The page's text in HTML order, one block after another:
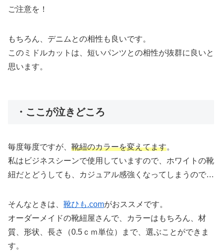
ご注意を！
もちろん、デニムとの相性も良いです。
このミドルカットは、短いパンツとの相性が抜群に良いと
思います。
・ここが泣きどころ
毎度毎度ですが、 靴紐のカラーを変えてます。
私はビジネスシーンで使用していますので、ホワイトの靴
紐だとどうしても、カジュアル感強くなってしまうので…
そんなときは、 靴ひも.comがおススメです。
オーダーメイドの靴紐屋さんで、カラーはもちろん、材
質、形状、長さ（0.5ｃｍ単位）まで、選ぶことができま
す。